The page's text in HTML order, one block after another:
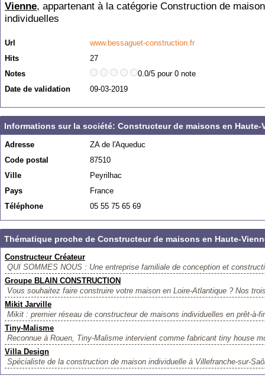
Vienne, appartenant à la catégorie Construction de
individuelles
Url
www.bessaguet-construction.fr
Hits
27
Notes
0.0/5 pour 0 note
Date de validation
09-03-2019
Informations sur la société: Constructeur de maisons en Haute-
Adresse
ZA de l'Aqueduc
Code postal
87510
Ville
Peyrilhac
Pays
France
Téléphone
05 55 75 65 69
Thématique proche de Constructeur de maisons en Haute-
Constructeur Créateur
QUI SOMMES NOUS : Une entreprise familiale de conception et
Groupe BLAIN CONSTRUCTION
Vous souhaitez faire construire votre maison en Loire-Atlantique ? Nos
Mikit Jarville
Mikit : premier réseau de constructeur de maisons individuelles en prêt-à-
Tiny-Malisme
Reconnue à Rouen, Tiny-Malisme intervient comme fabricant tiny house
Villa Design
Spécialiste de la construction de maison individuelle à Villefranche-sur-